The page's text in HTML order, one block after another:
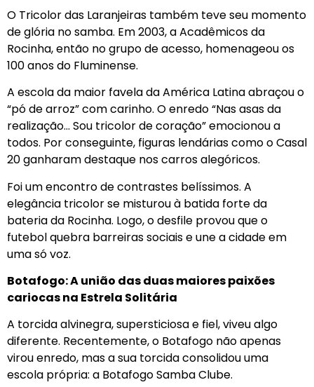
O Tricolor das Laranjeiras também teve seu momento
de glória no samba. Em 2003, a Acadêmicos da
Rocinha, então no grupo de acesso, homenageou os
100 anos do Fluminense.
A escola da maior favela da América Latina abraçou o
“pó de arroz” com carinho. O enredo “Nas asas da
realização… Sou tricolor de coração” emocionou a
todos. Por conseguinte, figuras lendárias como o Casal
20 ganharam destaque nos carros alegóricos.
Foi um encontro de contrastes belíssimos. A
elegância tricolor se misturou à batida forte da
bateria da Rocinha. Logo, o desfile provou que o
futebol quebra barreiras sociais e une a cidade em
uma só voz.
Botafogo: A união das duas maiores paixões
cariocas na Estrela Solitária
A torcida alvinegra, supersticiosa e fiel, viveu algo
diferente. Recentemente, o Botafogo não apenas
virou enredo, mas a sua torcida consolidou uma
escola própria: a Botafogo Samba Clube.